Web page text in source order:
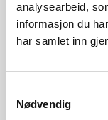
analysearbeid,
informasjon du
har samlet inn
Nødvendig
–Med gode
Bergselva
utøve friluftsliv i